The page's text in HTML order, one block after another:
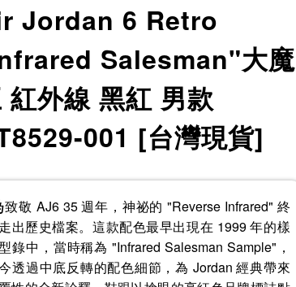
Jordan 6 Retro
Salesman"大魔
紅外線 黑紅 男款
001 [台灣現貨]
致敬 AJ6 35 週年，神祕的 "Reverse Infrared" 終
出歷史檔案。這款配色最早出現在 1999 年的樣
錄中，當時稱為 "Infrared Salesman Sample"，
透過中底反轉的配色細節，為 Jordan 經典帶來